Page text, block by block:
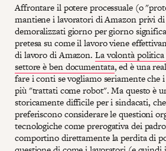
Affrontare il potere processuale (o
mantiene i lavoratori di Amazon privi di
demoralizzati giorno per giorno
pretesa su come il lavoro viene
di lavoro di Amazon. La volontà
settore è ben documentata, ed è una
fare i conti se vogliamo seriamente che
più "trattati come robot". Ma questo è
storicamente difficile per i sindacati,
preferiscono considerare le questioni
tecnologiche come prerogativa dei
comportino direttamente la perdita di